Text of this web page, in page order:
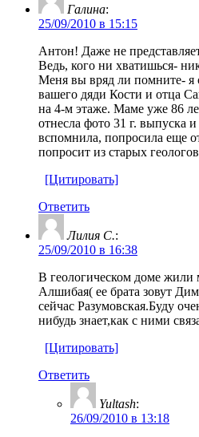
Галина:
25/09/2010 в 15:15
Антон! Даже не
Ведь, кого ни хватишься-
Меня вы вряд ли помните- я
вашего дяди Кости и отца
на 4-м этаже. Маме уже 86
отнесла фото 31 г. выпуска
вспомнила, попросила еще
попросит из старых
[Цитировать]
Ответить
Лилия С.:
25/09/2010 в 16:38
В геологическом доме
Алшибая( ее брата зовут
сейчас Разумовская.Буду
нибудь знает,как с ними
[Цитировать]
Ответить
Yultash:
26/09/2010 в 13:18